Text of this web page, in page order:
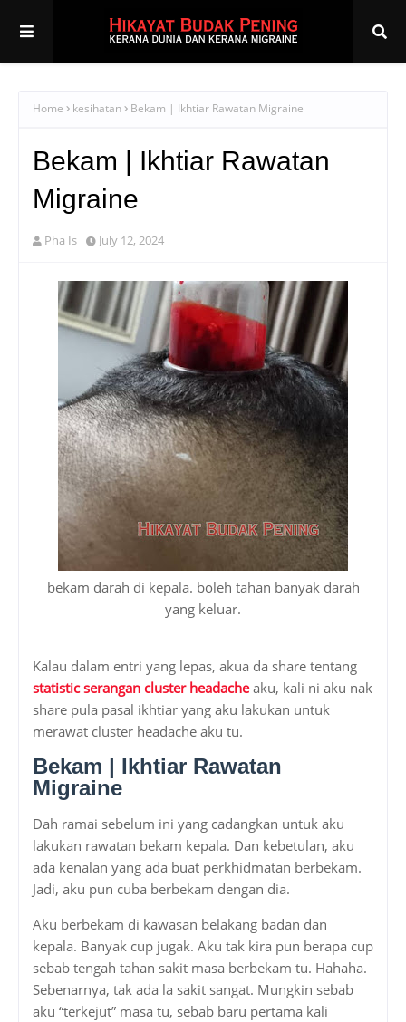
Home kesihatan Bekam | Ikhtiar Rawatan Migraine
Bekam | Ikhtiar Rawatan
Migraine
Pha Is July 12, 2024
bekam darah di kepala. boleh tahan banyak darah
yang keluar.
Kalau dalam entri yang lepas, akua da share tentang
statistic serangan cluster headacheaku, kali ni aku nak
share pula pasal ikhtiar yang aku lakukan untuk
merawat cluster headache aku tu.
Bekam | Ikhtiar Rawatan
Migraine
Dah ramai sebelum ini yang cadangkan untuk aku
lakukan rawatan bekam kepala. Dan kebetulan, aku
ada kenalan yang ada buat perkhidmatan berbekam.
Jadi, aku pun cuba berbekam dengan dia.
Aku berbekam di kawasan belakang badan dan
kepala. Banyak cup jugak. Aku tak kira pun berapa cup
sebab tengah tahan sakit masa berbekam tu. Hahaha.
Sebenarnya, tak ada la sakit sangat. Mungkin sebab
aku “terkejut” masa tu, sebab baru pertama kali